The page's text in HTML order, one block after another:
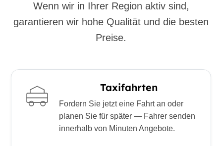
Wenn wir in Ihrer Region aktiv sind,
garantieren wir hohe Qualität und die besten
Preise.
Taxifahrten
Fordern Sie jetzt eine Fahrt an oder
planen Sie für später — Fahrer senden
innerhalb von Minuten Angebote.